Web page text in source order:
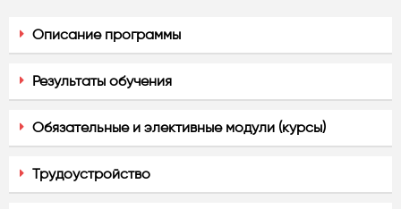
Описание программы
Результаты обучения
Обязательные и элективные модули (курсы)
Трудоустройство